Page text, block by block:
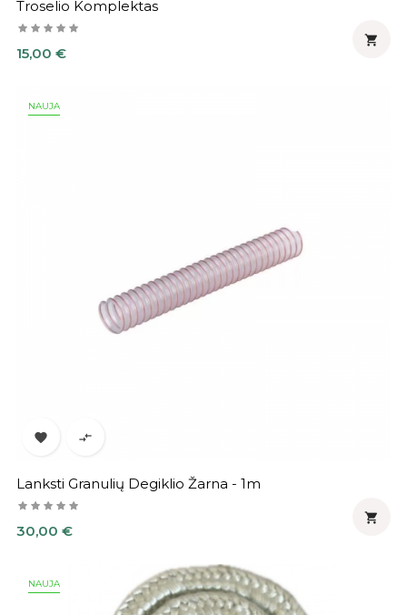
Troselio Komplektas
Kaina
15,00 €

NAUJA
 
Lanksti Granulių Degiklio Žarna - 1m
Kaina
30,00 €

NAUJA